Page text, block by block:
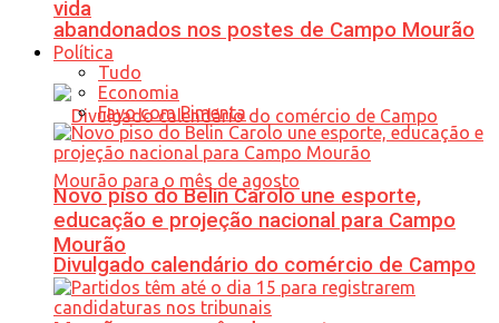
abandonados nos postes de Campo Mourão
Divulgado calendário do comércio de Campo
vida
Política
Tudo
Economia
Favo com Pimenta
Novo piso do Belin Carolo une esporte,
educação e projeção nacional para Campo
Mourão